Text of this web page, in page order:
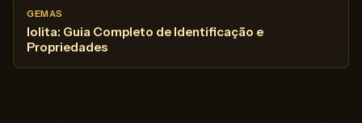
GEMAS
Iolita: Guia Completo de Identificação e
Propriedades